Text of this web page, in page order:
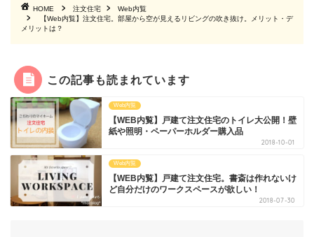
HOME 注文住宅
Web内覧
【Web内覧】注文住宅。部屋から空が見えるリビングの吹き抜け。メリット・デ
メリットは？
この記事も読まれています
Web内覧
【WEB内覧】戸建て注文住宅のトイレ大公開！壁
紙や照明・ペーパーホルダー購入品
2018-10-01
Web内覧
【WEB内覧】戸建て注文住宅。書斎は作れないけ
ど自分だけのワークスペースが欲しい！
2018-07-30